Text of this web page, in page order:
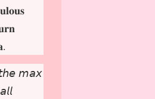
𝘵𝘩𝘦 𝘮𝘢𝘹